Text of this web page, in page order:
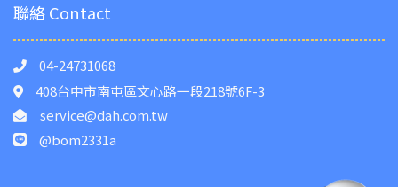
聯絡 Contact
04-24731068
408台中市南屯區文心路一段218號6F-3
service@dah.com.tw
@bom2331a